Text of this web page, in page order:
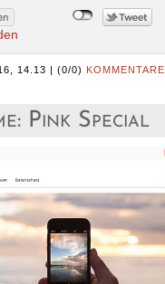
14.13 (0/0) KOMMENTARE
Pink Special